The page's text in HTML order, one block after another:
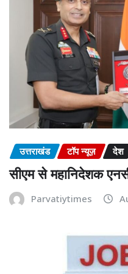
उत्तराखंड टॉप न्यूज़ देश
सीएम से महानिदेशक
Parvatiytimes